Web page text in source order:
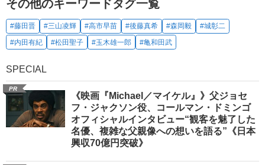
その他のキーワードタグ一覧
#藤田晋 #三山凌輝 #高市早苗 #後藤真希 #森岡毅
#城彰二
#内田有紀
#松田聖子 #玉木雄一郎 #亀和田武
SPECIAL
PR
《映画『Michael／マイケル』》父ジョセ
フ・ジャクソン役、コールマン・ドミンゴ
オフィシャルインタビュー“観客を魅了した
名優、複雑な父親像への想いを語る”《日本
興収70億円突破》